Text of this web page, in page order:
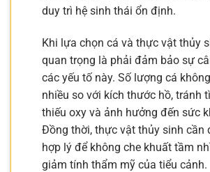
duy trì hệ sinh thái ổn định.
Khi lựa chọn cá và thực vật thủy
quan trọng là phải đảm bảo sự
các yếu tố này. Số lượng cá
nhiều so với kích thước hồ, tránh
thiếu oxy và ảnh hưởng đến sức
Đồng thời, thực vật thủy sinh cần
hợp lý để không che khuất tầm
giảm tính thẩm mỹ của tiểu cảnh.